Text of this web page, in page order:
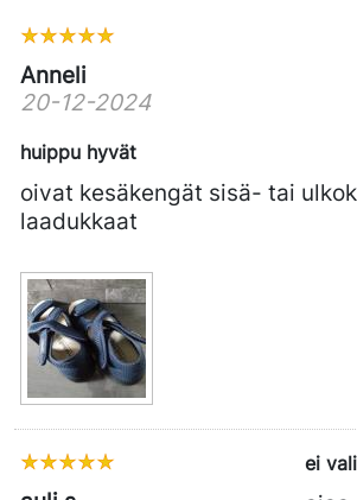
Anneli
20-12-2024
huippu hyvät
oivat kesäkengät sisä- tai
laadukkaat
ei